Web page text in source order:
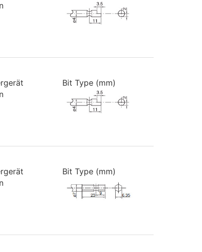
Bit Type (mm)
Bit Type (mm)